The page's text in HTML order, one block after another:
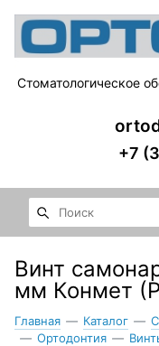
Стоматологическое
+7
Винт
мм Конмет
Главная — Каталог —
— Ортодонтия —